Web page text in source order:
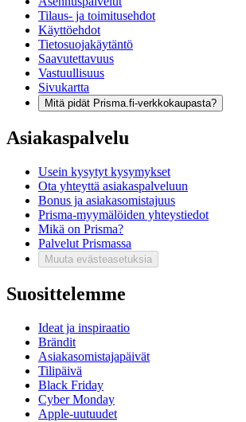
Tilaus- ja toimitusehdot
Käyttöehdot
Tietosuojakäytäntö
Saavutettavuus
Vastuullisuus
Sivukartta
Mitä pidät Prisma.fi-verkkokaupasta?
Asiakaspalvelu
Usein kysytyt kysymykset
Ota yhteyttä asiakaspalveluun
Bonus ja asiakasomistajuus
Prisma-myymälöiden yhteystiedot
Mikä on Prisma?
Palvelut Prismassa
Muuta evästeasetuksia
Suosittelemme
Ideat ja inspiraatio
Brändit
Asiakasomistajapäivät
Tilipäivä
Black Friday
Cyber Monday
Apple-uutuudet